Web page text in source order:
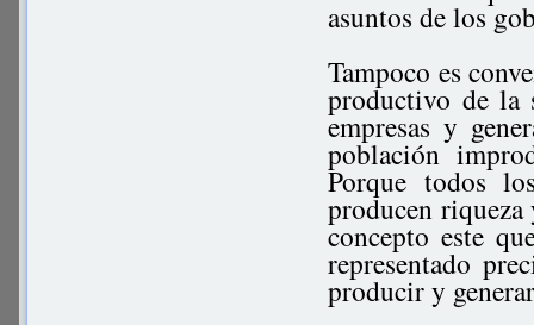
asuntos de los
Tampoco es
productivo de la
empresas y
población
Porque todos
producen
concepto este
representado
producir y